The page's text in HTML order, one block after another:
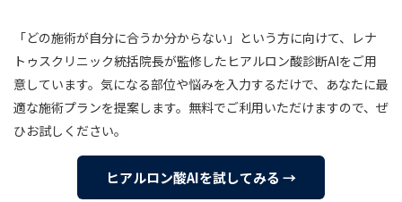
「どの施術が自分に合うか分からない」という方に向けて、レナ
トゥスクリニック統括院長が監修したヒアルロン酸診断AIをご用
意しています。気になる部位や悩みを入力するだけで、あなたに最
適な施術プランを提案します。無料でご利用いただけますので、ぜ
ひお試しください。
ヒアルロン酸AIを試してみる →